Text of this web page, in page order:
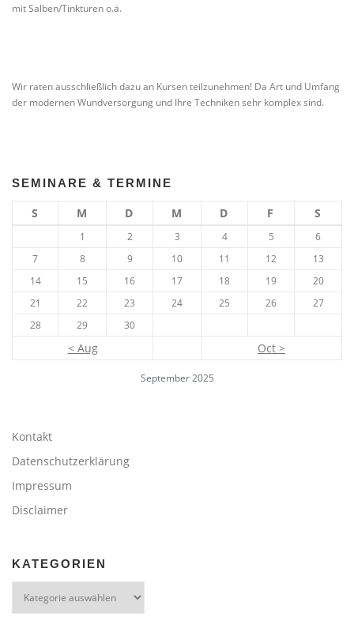
mit Salben/Tinkturen o.ä.
Wir raten ausschließlich dazu an Kursen teilzunehmen! Da Art und Umfang
der modernen Wundversorgung und Ihre Techniken sehr komplex sind.
SEMINARE & TERMINE
September 2025
S M D M D F S
1 2 3 4 5
6
7
8 9 10 11 12
13
14
15 16 17 18 19
20
21
22 23 24 25 26
27
28
29 30
< Aug Oct >
Kontakt
Datenschutzerklärung
Impressum
Disclaimer
KATEGORIEN